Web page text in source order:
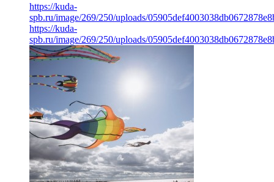
https://kuda-
spb.ru/image/269/250/uploads/
https://kuda-
spb.ru/image/269/250/uploads/